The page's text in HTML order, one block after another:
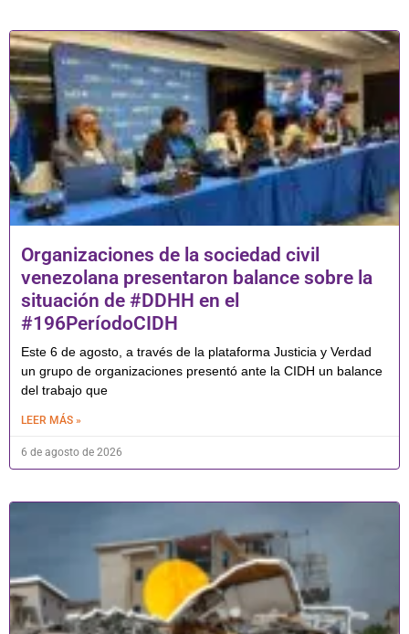
Organizaciones de la sociedad civil
venezolana presentaron balance sobre la
situación de #DDHH en el
#196PeríodoCIDH
Este 6 de agosto, a través de la plataforma Justicia y Verdad
un grupo de organizaciones presentó ante la CIDH un balance
del trabajo que
LEER MÁS »
6 de agosto de 2026